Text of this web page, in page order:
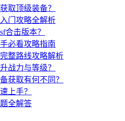
取顶级装备？
门攻略全解析
合击版本？
必看攻略指南
整路线攻略解析
战力与等级？
获取有何不同？
上手？
全解答